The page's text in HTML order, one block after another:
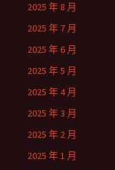
2025 年 8 月
2025 年 7 月
2025 年 6 月
2025 年 5 月
2025 年 4 月
2025 年 3 月
2025 年 2 月
2025 年 1 月